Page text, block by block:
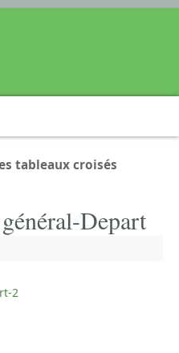
tableaux croisés
Depart
2